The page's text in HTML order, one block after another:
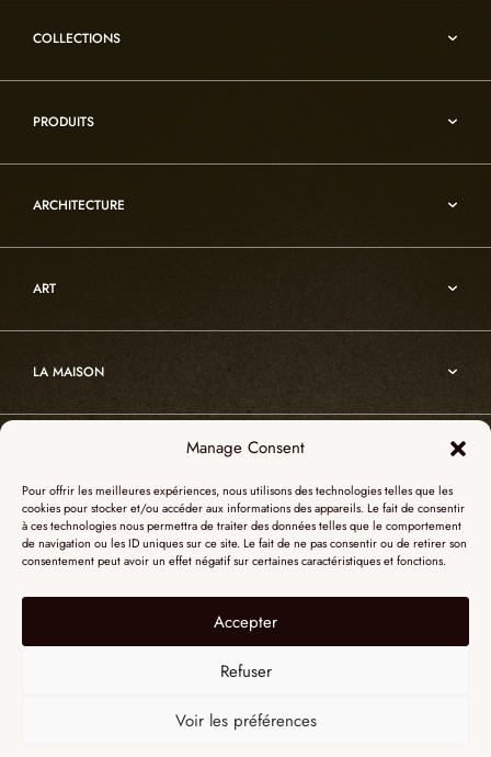
Manage Consent
Pour offrir les meilleures expériences, nous utilisons des technologies telles que les
cookies pour stocker et/ou accéder aux informations des appareils. Le fait de consentir
à ces technologies nous permettra de traiter des données telles que le comportement
de navigation ou les ID uniques sur ce site. Le fait de ne pas consentir ou de retirer son
consentement peut avoir un effet négatif sur certaines caractéristiques et fonctions.
Accepter
Refuser
Voir les préférences
COLLECTIONS
Reflexion
Vesuve
Incandescence
Atelier
Cristal de roche
Edition
PRODUITS
Luminaires en cristal de roche
Mobiliers d’art usuel
Décoration
ARCHITECTURE
Sur-mesure
Nos références
ART
LA MAISON
L’atelier
Catalogues
Revue de presse
L’albâtre
55, Quai des Grands Augustins
75006 Paris
+ 33 (0)1 73 95 03 20
SHOWROOM NEW YORK
51 Hudson street
contactusa@alainellouzparis.com